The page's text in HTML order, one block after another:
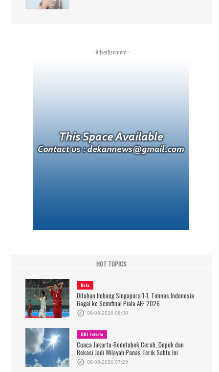
- Advertisement -
HOT TOPICS
Bola
Ditahan Imbang Singapura 1-1, Timnas Indonesia
Gagal ke Semifinal Piala AFF 2026
08-08-2026 08:50
DKI Jakarta
Cuaca Jakarta-Bodetabek Cerah, Depok dan
Bekasi Jadi Wilayah Panas Terik Sabtu Ini
08-08-2026 07:29